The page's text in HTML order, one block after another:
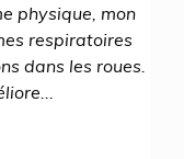
physique, mon
respiratoires
dans les roues.